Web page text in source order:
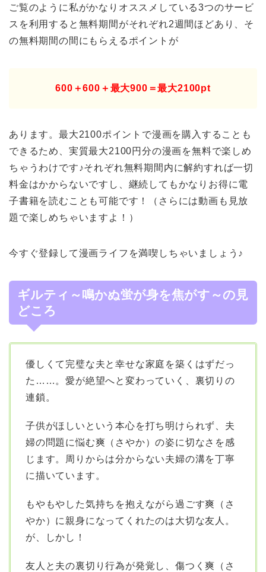
ご覧のように私がかなりオススメしている3つのサービ
スを利用すると無料期間がそれぞれ2週間ほどあり、そ
の無料期間の間にもらえるポイントが
600＋600＋最大900＝最大2100pt
あります。最大2100ポイントで漫画を購入することも
できるため、実質最大2100円分の漫画を無料で楽しめ
ちゃうわけです♪それぞれ無料期間内に解約すれば一切
料金はかからないですし、継続してもかなりお得に電
子書籍を読むことも可能です！（さらには動画も見放
題で楽しめちゃいますよ！）
今すぐ登録して漫画ライフを満喫しちゃいましょう♪
ギルティ～鳴かぬ蛍が身を焦がす～の見
どころ
優しくて完璧な夫と幸せな家庭を築くはずだっ
た……。愛が絶望へと変わっていく、裏切りの
連鎖。
子供がほしいという本心を打ち明けられず、夫
婦の問題に悩む爽（さやか）の姿に切なさを感
じます。周りからは分からない夫婦の溝を丁寧
に描いています。
もやもやした気持ちを抱えながら過ごす爽（さ
やか）に親身になってくれたのは大切な友人。
が、しかし！
友人と夫の裏切り行為が発覚し、傷つく爽（さ